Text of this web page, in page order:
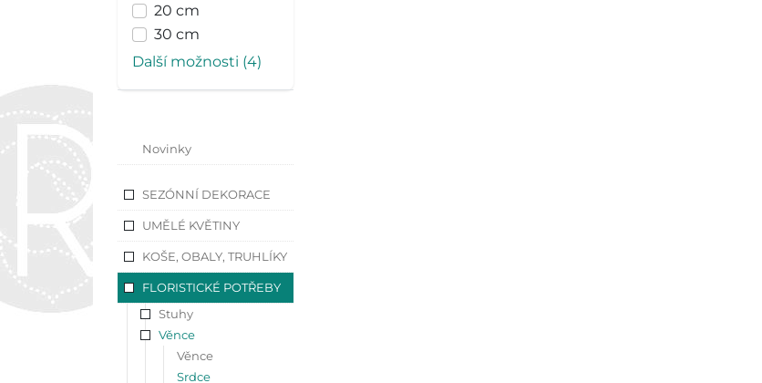
20 cm
30 cm
Další možnosti (4)
Novinky
SEZÓNNÍ DEKORACE
UMĚLÉ KVĚTINY
KOŠE, OBALY, TRUHLÍKY
FLORISTICKÉ POTŘEBY
Stuhy
Věnce
Věnce
Srdce